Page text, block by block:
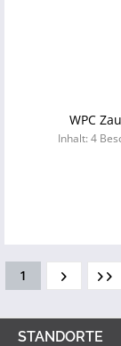
WPC
Inhalt: 4
1
STANDORTE